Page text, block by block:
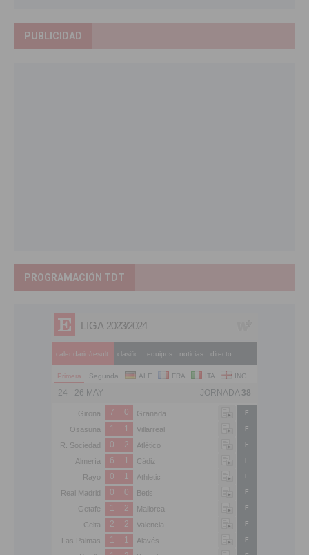
PUBLICIDAD
PROGRAMACIÓN TDT